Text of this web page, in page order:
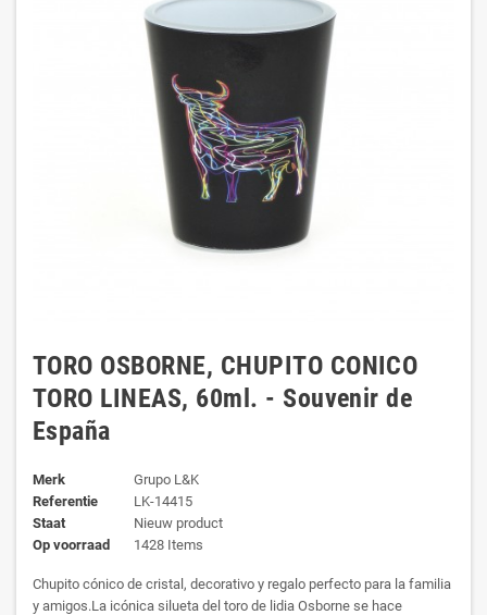
TORO OSBORNE, CHUPITO CONICO
TORO LINEAS, 60ml. - Souvenir de
España
Merk
Grupo L&K
Referentie
LK-14415
Staat
Nieuw product
Op voorraad
1428 Items
Chupito cónico de cristal, decorativo y regalo perfecto para la familia
y amigos.La icónica silueta del toro de lidia Osborne se hace